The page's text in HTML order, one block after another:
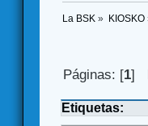
La BSK » KIOSKO
Páginas: [1]
Etiquetas: